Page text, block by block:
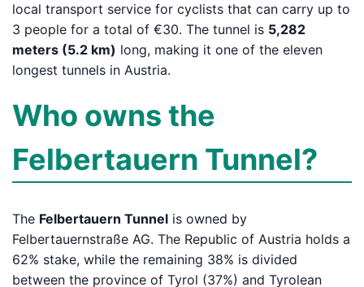
local transport service for cyclists that can carry up to
3 people for a total of €30. The tunnel is 5,282
meters (5.2 km) long, making it one of the eleven
longest tunnels in Austria.
Who owns the
Felbertauern Tunnel?
The Felbertauern Tunnel is owned by
Felbertauernstraße AG. The Republic of Austria holds a
62% stake, while the remaining 38% is divided
between the province of Tyrol (37%) and Tyrolean